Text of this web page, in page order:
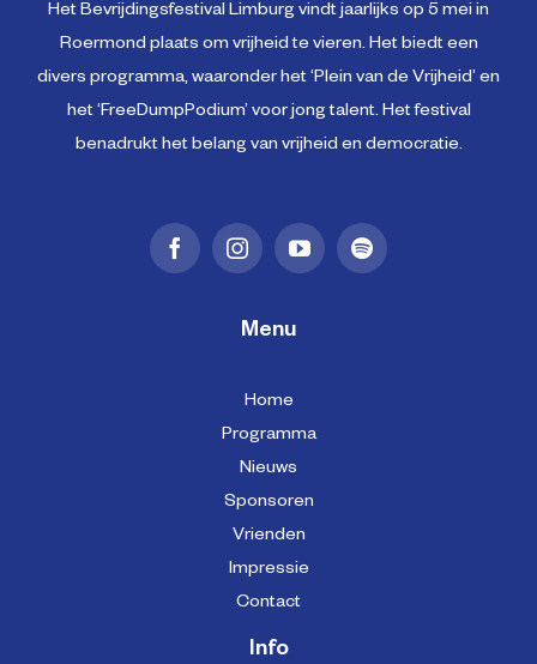
Het Bevrijdingsfestival Limburg vindt jaarlijks op 5 mei in
Roermond plaats om vrijheid te vieren. Het biedt een
divers programma, waaronder het ‘Plein van de Vrijheid’ en
het ‘FreeDumpPodium’ voor jong talent. Het festival
benadrukt het belang van vrijheid en democratie.
Menu
Home
Programma
Nieuws
Sponsoren
Vrienden
Impressie
Contact
Info